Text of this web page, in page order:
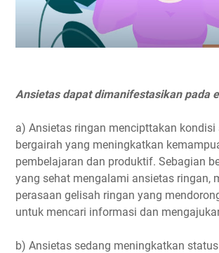
Ansietas dapat dimanifestasikan pada
a) Ansietas ringan mencipttakan kondisi
bergairah yang meningkatkan
pembelajaran dan produktif. Sebagian
yang sehat mengalami ansietas ringan,
perasaan gelisah ringan yang
untuk mencari informasi dan
b) Ansietas sedang meningkatkan